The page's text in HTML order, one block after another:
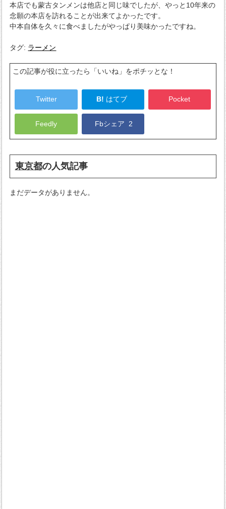
本店でも蒙古タンメンは他店と同じ味でしたが、やっと10年来の
念願の本店を訪れることが出来てよかったです。
中本自体を久々に食べましたがやっぱり美味かったですね。
タグ: ラーメン
この記事が役に立ったら「いいね」をポチッとな！
Twitter B! はてブ Pocket
Feedly Fbシェア 2
東京都の人気記事
まだデータがありません。